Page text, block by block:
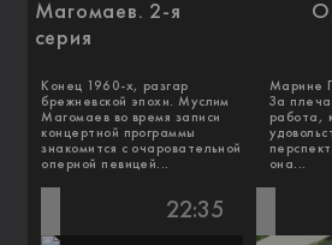
Магомаев. 2-я
серия
Конец 1960-х, разгар
брежневской эпохи. Муслим
Магомаев во время записи
концертной программы
знакомится с очаровательной
оперной певицей...
Марине
За
работа,
она...
22:35